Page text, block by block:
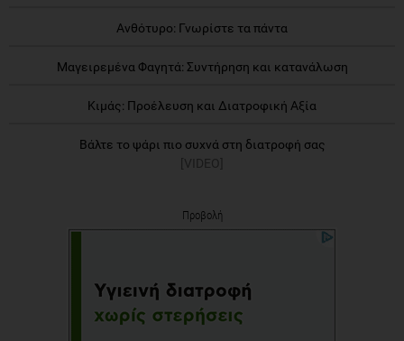
Ανθότυρο: Γνωρίστε τα πάντα
Μαγειρεμένα Φαγητά: Συντήρηση και κατανάλωση
Κιμάς: Προέλευση και Διατροφική Αξία
Βάλτε το ψάρι πιο συχνά στη διατροφή σας
[VIDEO]
Προβολή